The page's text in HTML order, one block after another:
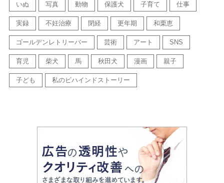
いぬ 写真 動物 保護犬 子育て 仕事
実録 不妊治療 閉経 更年期 和栗恵
ゴールデンレトリーバー 芸術 アート SNS
育児 柴犬 馬 秋田犬 漫画 親子
子ども 私のビハインドストーリー